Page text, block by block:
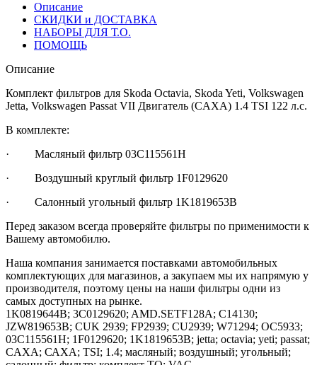
Описание
СКИДКИ и ДОСТАВКА
НАБОРЫ ДЛЯ Т.О.
ПОМОЩЬ
Описание
Комплект фильтров для Skoda Octavia, Skoda Yeti, Volkswagen
Jetta, Volkswagen Passat VII Двигатель (CAXA) 1.4 TSI 122 л.с.
В комплекте:
· Масляный фильтр 03C115561H
· Воздушный круглый фильтр 1F0129620
· Салонный угольный фильтр 1K1819653B
Перед заказом всегда проверяйте фильтры по применимости к
Вашему автомобилю.
Наша компания занимается поставками автомобильных
комплектующих для магазинов, а закупаем мы их напрямую у
производителя, поэтому цены на наши фильтры одни из
самых доступных на рынке.
1K0819644B; 3C0129620; AMD.SETF128A; C14130;
JZW819653B; CUK 2939; FP2939; CU2939; W71294; OC5933;
03C115561H; 1F0129620; 1K1819653B; jetta; octavia; yeti; passat;
CAXA; САХА; TSI; 1.4; масляный; воздушный; угольный;